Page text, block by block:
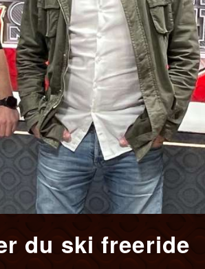
du ski freeride